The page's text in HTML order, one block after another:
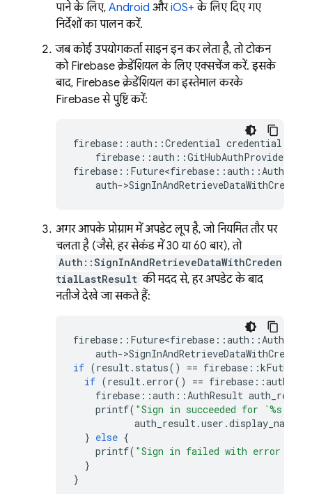
पाने के लिए, Android औरiOS+ के लिए दिए गए
निर्देशों का पालन करें.
जब कोई उपयोगकर्ता साइन इन कर लेता है, तो टोकन
को Firebase क्रेडेंशियल के लिए एक्सचेंज करें. इसके
बाद, Firebase क्रेडेंशियल का इस्तेमाल करके
Firebase से पुष्टि करें:
firebase ::auth ::Credential credential
firebase ::auth ::GitHubAuthProvider
firebase :: Future<firebase ::auth ::
auth->
अगर आपके प्रोग्राम में अपडेट लूप है, जो नियमित तौर पर
चलता है (जैसे, हर सेकंड में 30 या 60 बार), तो
Auth::SignInAndRetrieveDataWithCreden
tialLastResult की मदद से, हर अपडेट के बाद
नतीजे देखे जा सकते हैं:
firebase :: Future<firebase ::auth ::
auth->
if (result. status() == firebase ::
if (result. error() == firebase ::auth
firebase ::auth ::AuthResult auth_result
printf( "Sign in succeeded for `%s`
auth_result.user .display_name
} else {
printf( "Sign in failed with error '%s'
}
}